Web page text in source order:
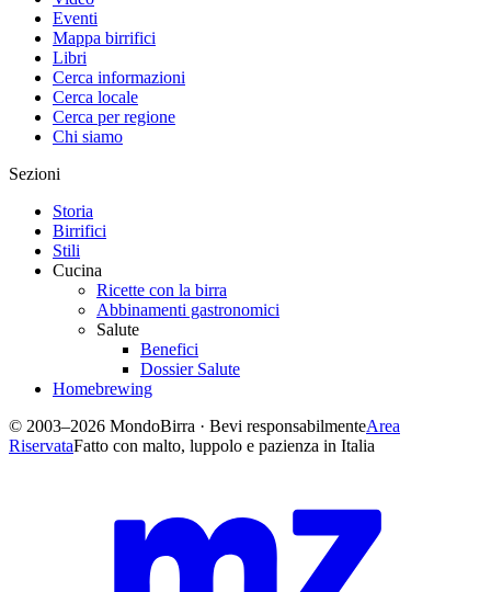
Eventi
Mappa birrifici
Libri
Cerca informazioni
Cerca locale
Cerca per regione
Chi siamo
Sezioni
Storia
Birrifici
Stili
Cucina
Ricette con la birra
Abbinamenti gastronomici
Salute
Benefici
Dossier Salute
Homebrewing
© 2003–2026 MondoBirra · Bevi responsabilmenteArea
RiservataFatto con malto, luppolo e pazienza in Italia